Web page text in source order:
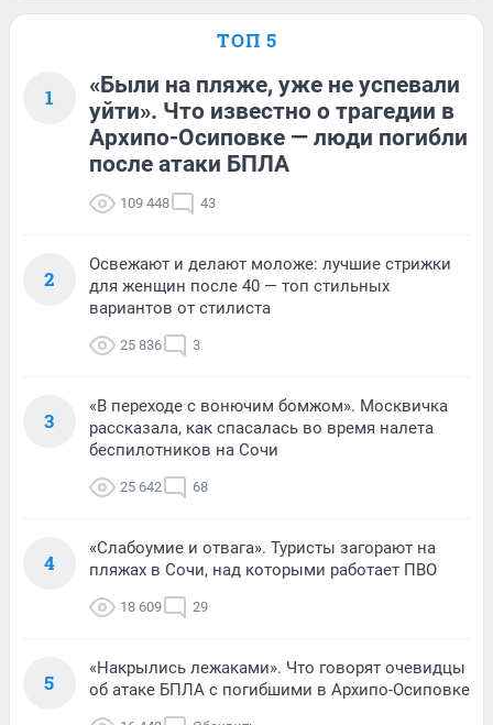
ТОП 5
1
«Были на пляже, уже не успевали
уйти». Что известно о трагедии в
Архипо-Осиповке — люди погибли
после атаки БПЛА
109 448 43
2
Освежают и делают моложе: лучшие стрижки
для женщин после 40 — топ стильных
вариантов от стилиста
25 836 3
3
«В переходе с вонючим бомжом». Москвичка
рассказала, как спасалась во время налета
беспилотников на Сочи
25 642 68
4
«Слабоумие и отвага». Туристы загорают на
пляжах в Сочи, над которыми работает ПВО
18 609 29
5
«Накрылись лежаками». Что говорят очевидцы
об атаке БПЛА с погибшими в Архипо-Осиповке